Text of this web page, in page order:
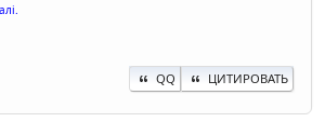
QQ ЦИТИРОВАТЬ